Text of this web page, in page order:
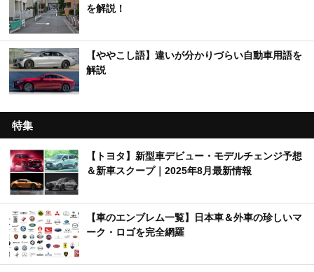
を解説！
【ややこし語】違いが分かりづらい自動車用語を
解説
特集
【トヨタ】新型車デビュー・モデルチェンジ予想
＆新車スクープ｜2025年8月最新情報
【車のエンブレム一覧】日本車＆外車の珍しいマ
ーク・ロゴを完全網羅